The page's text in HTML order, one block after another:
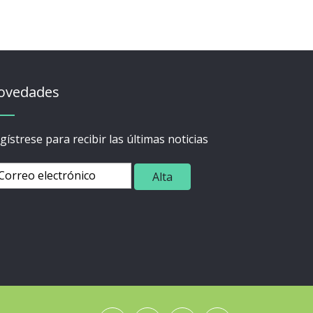
para recibir las últimas noticias